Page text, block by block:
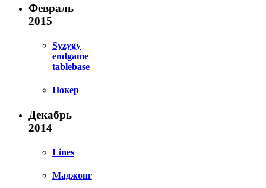
Февраль
2015
Syzygy
endgame
tablebase
Покер
Декабрь
2014
Lines
Маджонг